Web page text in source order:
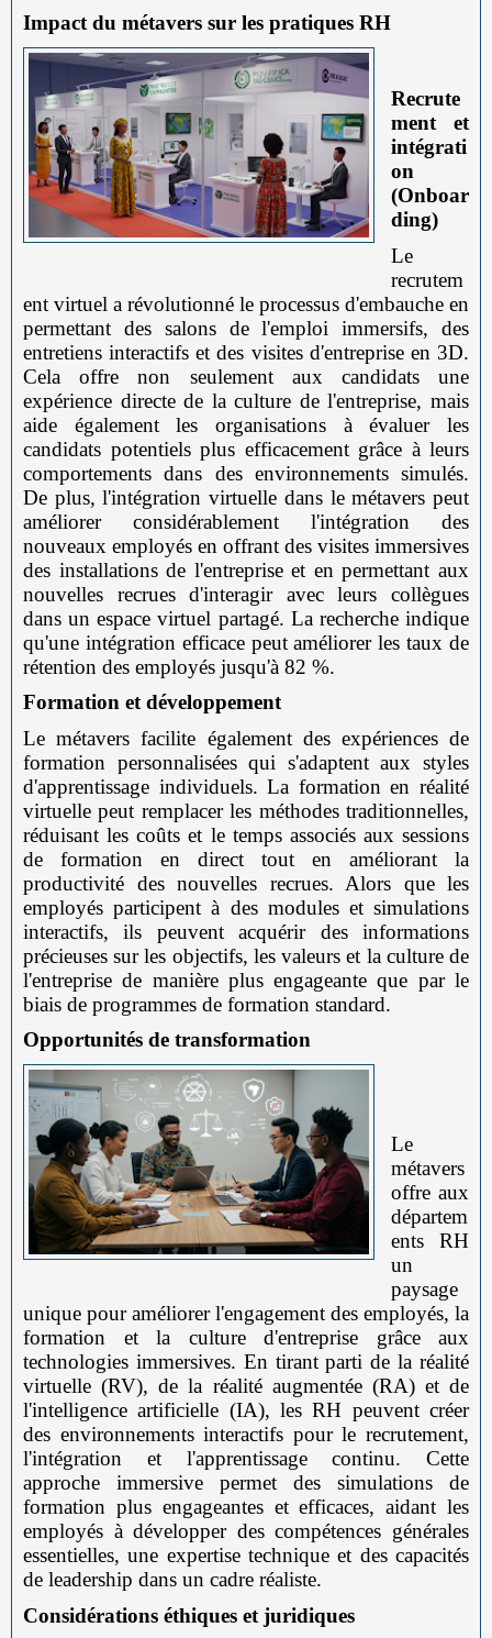
Impact du métavers sur les pratiques RH
Recrute
ment et
intégrati
on
(Onboar
ding)
Le
recrutem
ent virtuel a révolutionné le processus d'embauche en
permettant des salons de l'emploi immersifs, des
entretiens interactifs et des visites d'entreprise en 3D.
Cela offre non seulement aux candidats une
expérience directe de la culture de l'entreprise, mais
aide également les organisations à évaluer les
candidats potentiels plus efficacement grâce à leurs
comportements dans des environnements simulés.
De plus, l'intégration virtuelle dans le métavers peut
améliorer considérablement l'intégration des
nouveaux employés en offrant des visites immersives
des installations de l'entreprise et en permettant aux
nouvelles recrues d'interagir avec leurs collègues
dans un espace virtuel partagé. La recherche indique
qu'une intégration efficace peut améliorer les taux de
rétention des employés jusqu'à 82 %.
Formation et développement
Le métavers facilite également des expériences de
formation personnalisées qui s'adaptent aux styles
d'apprentissage individuels. La formation en réalité
virtuelle peut remplacer les méthodes traditionnelles,
réduisant les coûts et le temps associés aux sessions
de formation en direct tout en améliorant la
productivité des nouvelles recrues. Alors que les
employés participent à des modules et simulations
interactifs, ils peuvent acquérir des informations
précieuses sur les objectifs, les valeurs et la culture de
l'entreprise de manière plus engageante que par le
biais de programmes de formation standard.
Opportunités de transformation
Le
métavers
offre aux
départem
ents RH
un
paysage
unique pour améliorer l'engagement des employés, la
formation et la culture d'entreprise grâce aux
technologies immersives. En tirant parti de la réalité
virtuelle (RV), de la réalité augmentée (RA) et de
l'intelligence artificielle (IA), les RH peuvent créer
des environnements interactifs pour le recrutement,
l'intégration et l'apprentissage continu. Cette
approche immersive permet des simulations de
formation plus engageantes et efficaces, aidant les
employés à développer des compétences générales
essentielles, une expertise technique et des capacités
de leadership dans un cadre réaliste.
Considérations éthiques et juridiques